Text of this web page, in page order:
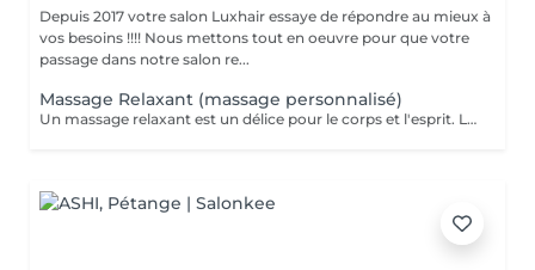
Depuis 2017 votre salon Luxhair essaye de répondre au mieux à
vos besoins !!!! Nous mettons tout en oeuvre pour que votre
passage dans notre salon re...
Massage Relaxant (massage personnalisé)
Un massage relaxant est un délice pour le corps et l'esprit. Le massage est la méthode la plus ancienne pour se régénérer, un moyen simple de retrouver un état d'esprit serein en un instant. Pour être au top de votre forme au quotidien, il est important de vous réserver un peu de temps pour vous. Rechargez vos batteries et dites bye bye au stress !